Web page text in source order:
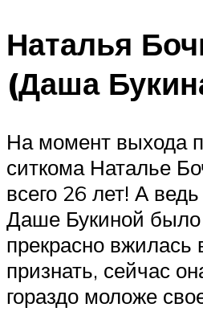
Наталья
(Даша
На момент выхода
ситкома Наталье
всего 26 лет! А
Даше Букиной было
прекрасно вжилась
признать, сейчас
гораздо моложе